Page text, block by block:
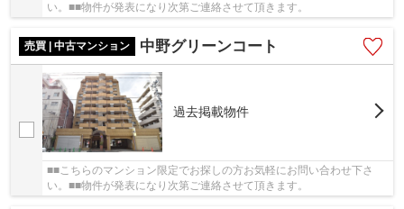
い。■■物件が発表になり次第ご連絡させて頂きます。
売買 | 中古マンション 中野グリーンコート
過去掲載物件
■■こちらのマンション限定でお探しの方お気軽にお問い合わせ下さ
い。■■物件が発表になり次第ご連絡させて頂きます。